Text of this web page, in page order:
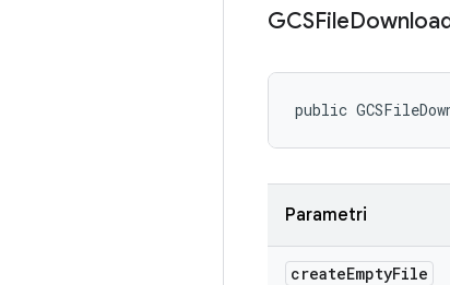
GCSFile
public
Parametri
createEmptyFile